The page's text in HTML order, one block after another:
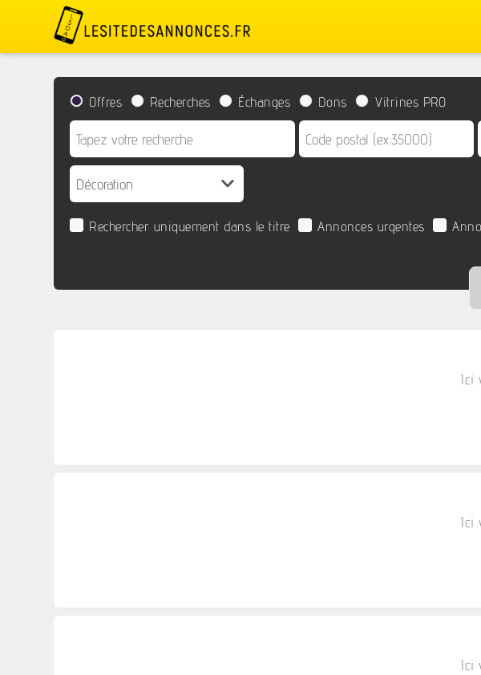
Offres Recherches Échanges Dons Vitrines PRO
Rechercher uniquement dans le titre Annonces urgentes
Ici
Ici
Ici